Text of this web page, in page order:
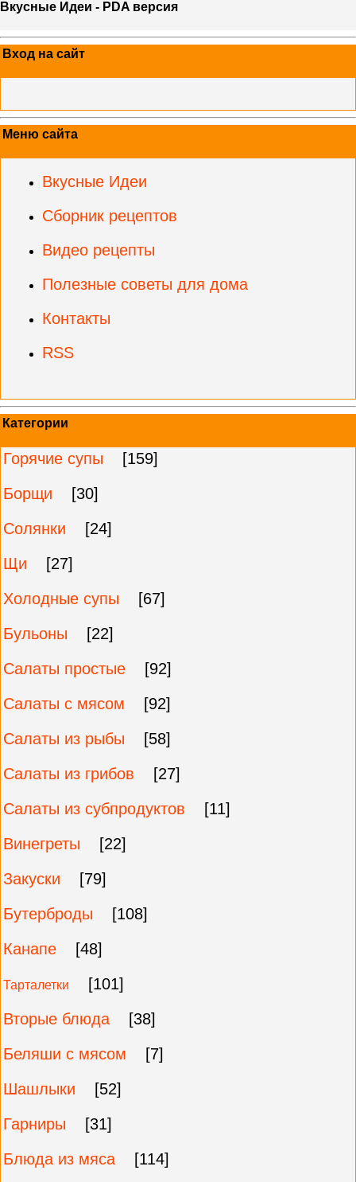
Вкусные Идеи - PDA версия
Вход на сайт
Меню сайта
Вкусные Идеи
Сборник рецептов
Видео рецепты
Полезные советы для дома
Контакты
RSS
Категории
Горячие супы
[159]
Борщи
[30]
Солянки
[24]
Щи
[27]
Холодные супы
[67]
Бульоны
[22]
Салаты простые
[92]
Салаты с мясом
[92]
Салаты из рыбы
[58]
Салаты из грибов
[27]
Салаты из субпродуктов
[11]
Винегреты
[22]
Закуски
[79]
Бутерброды
[108]
Канапе
[48]
Тарталетки
[101]
Вторые блюда
[38]
Беляши с мясом
[7]
Шашлыки
[52]
Гарниры
[31]
Блюда из мяса
[114]